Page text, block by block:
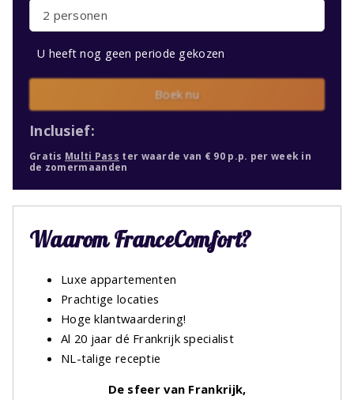
2 personen
U heeft nog geen periode gekozen
Boek nu
Inclusief:
Gratis Multi Pass ter waarde van € 90 p.p. per week in
de zomermaanden
Waarom FranceComfort?
Luxe appartementen
Prachtige locaties
Hoge klantwaardering!
Al 20 jaar dé Frankrijk specialist
NL-talige receptie
De sfeer van Frankrijk,